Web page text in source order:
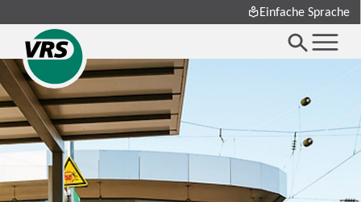
Einfache Sprache